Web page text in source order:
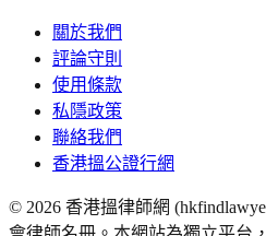
關於我們
評論守則
使用條款
私隱政策
聯絡我們
香港搵公證行網
© 2026 香港搵律師網